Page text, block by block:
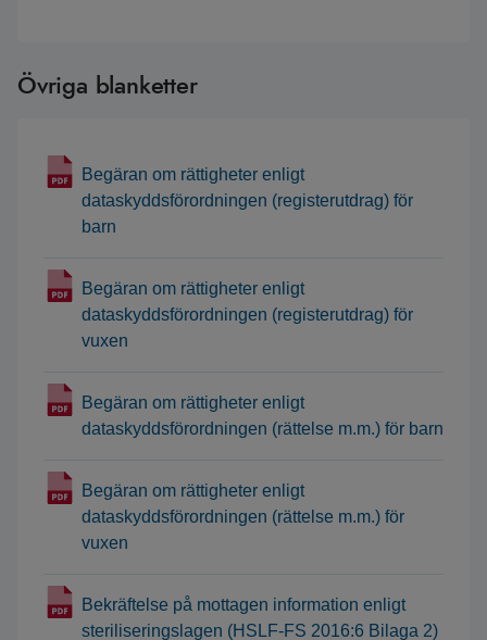
Övriga blanketter
Begäran om rättigheter enligt
dataskyddsförordningen (registerutdrag) för
barn
Begäran om rättigheter enligt
dataskyddsförordningen (registerutdrag) för
vuxen
Begäran om rättigheter enligt
dataskyddsförordningen (rättelse m.m.) för barn
Begäran om rättigheter enligt
dataskyddsförordningen (rättelse m.m.) för
vuxen
Bekräftelse på mottagen information enligt
steriliseringslagen (HSLF-FS 2016:6 Bilaga 2)